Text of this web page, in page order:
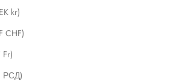
kr)
CHF)
Fr)
РСД)